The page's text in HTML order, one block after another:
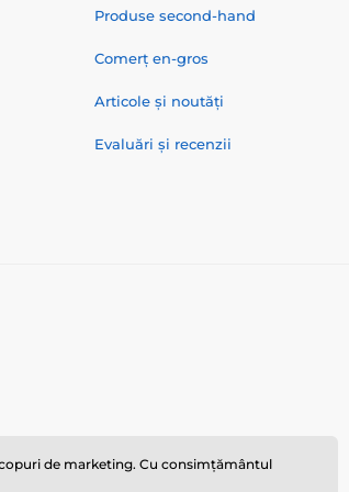
Produse second-hand
Comerț en-gros
Articole și noutăți
Evaluări și recenzii
de marketing. Cu consimțământul